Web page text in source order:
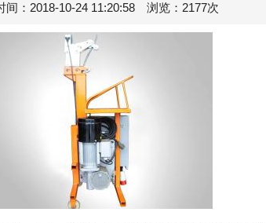
间：2018-10-24 11:20:58 浏览：2177次